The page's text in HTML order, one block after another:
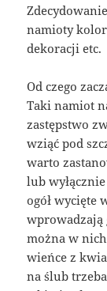
namioty
dekoracji etc.
Od czego
Taki namiot
zastępstwo
wziąć pod
warto
lub
ogół wycięte
wprowadzają
można w
wieńce z
na ślub